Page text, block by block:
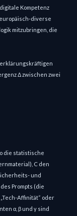
Kompetenz
diverse
mitzubringen, die
Δ zwischen zwei
die statistische
C den
und
Prompts (die
Affinität“ oder
α, β und γ sind